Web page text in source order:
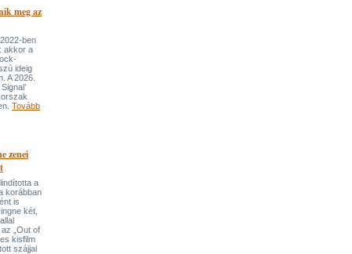
meg az
ben
akkor a
ideig
A 2026.
Tovább
zenei
a
korábban
is
két,
„Out of
kisfilm
szájjal